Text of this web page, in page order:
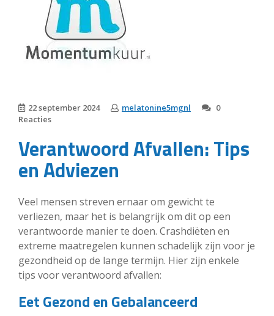
22 september 2024 melatonine5mgnl
0
Reacties
Verantwoord Afvallen: Tips
en Adviezen
Veel mensen streven ernaar om gewicht te
verliezen, maar het is belangrijk om dit op een
verantwoorde manier te doen. Crashdiëten en
extreme maatregelen kunnen schadelijk zijn voor je
gezondheid op de lange termijn. Hier zijn enkele
tips voor verantwoord afvallen:
Eet Gezond en Gebalanceerd